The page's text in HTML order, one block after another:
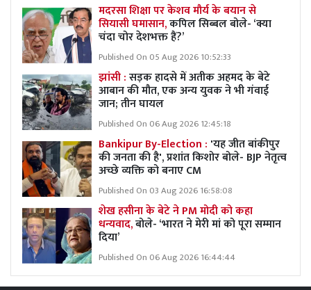
मदरसा शिक्षा पर केशव मौर्य के बयान से
सियासी घमासान,कपिल सिब्बल बोले- ‘क्या
चंदा चोर देशभक्त हैं?’
Published On 05 Aug 2026 10:52:33
झांसी :सड़क हादसे में अतीक अहमद के बेटे
आबान की मौत, एक अन्य युवक ने भी गंवाई
जान; तीन घायल
Published On 06 Aug 2026 12:45:18
Bankipur By-Election : 'यह जीत बांकीपुर
की जनता की है', प्रशांत किशोर बोले- BJP नेतृत्व
अच्छे व्यक्ति को बनाए CM
Published On 03 Aug 2026 16:58:08
शेख हसीना के बेटे ने PM मोदी को कहा
धन्यवाद,बोले- ‘भारत ने मेरी मां को पूरा सम्मान
दिया’
Published On 06 Aug 2026 16:44:44